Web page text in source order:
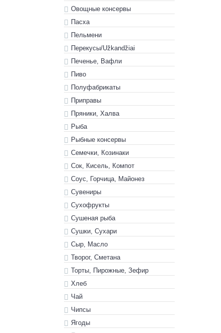
Овощные консервы
Пасха
Пельмени
Перекусы/Užkandžiai
Печенье, Вафли
Пиво
Полуфабрикаты
Приправы
Пряники, Халва
Рыба
Рыбные консервы
Семечки, Козинаки
Сок, Кисель, Компот
Соус, Горчица, Майонез
Сувениры
Сухофрукты
Сушеная рыба
Сушки, Сухари
Сыр, Масло
Творог, Сметана
Торты, Пирожные, Зефир
Хлеб
Чай
Чипсы
Ягоды